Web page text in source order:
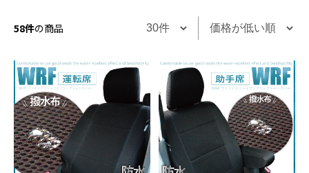
58件の商品